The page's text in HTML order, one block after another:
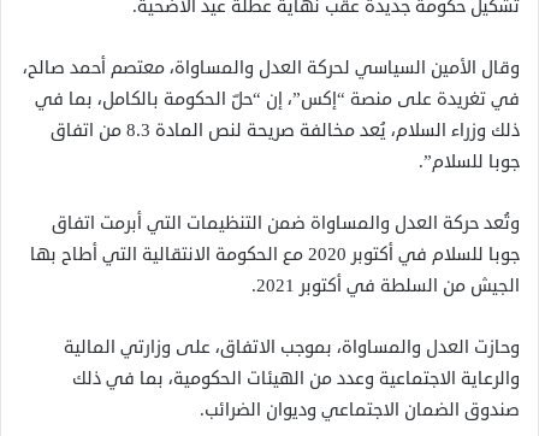
تشكيل حكومة جديدة عقب نهاية عطلة عيد الأضحية.
وقال الأمين السياسي لحركة العدل والمساواة، معتصم أحمد صالح،
في تغريدة على منصة “إكس”، إن “حلّ الحكومة بالكامل، بما في
ذلك وزراء السلام، يُعد مخالفة صريحة لنص المادة 8.3 من اتفاق
جوبا للسلام”.
وتُعد حركة العدل والمساواة ضمن التنظيمات التي أبرمت اتفاق
جوبا للسلام في أكتوبر 2020 مع الحكومة الانتقالية التي أطاح بها
الجيش من السلطة في أكتوبر 2021.
وحازت العدل والمساواة، بموجب الاتفاق، على وزارتي المالية
والرعاية الاجتماعية وعدد من الهيئات الحكومية، بما في ذلك
صندوق الضمان الاجتماعي وديوان الضرائب.